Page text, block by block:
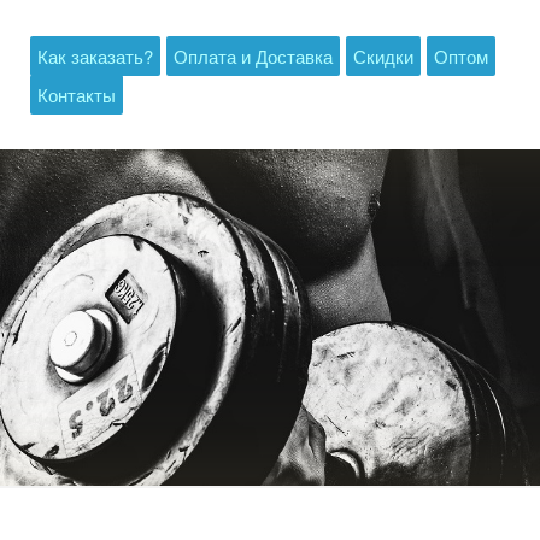
Как заказать? Оплата и Доставка Скидки
Оптом
Контакты